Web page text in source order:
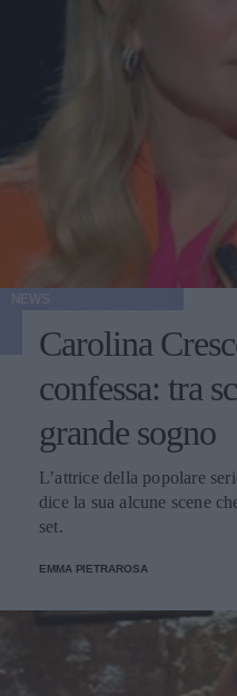
Carolina
confessa: tra
grande sogno
L’attrice della popolare
dice la sua alcune scene
set.
EMMA PIETRAROSA